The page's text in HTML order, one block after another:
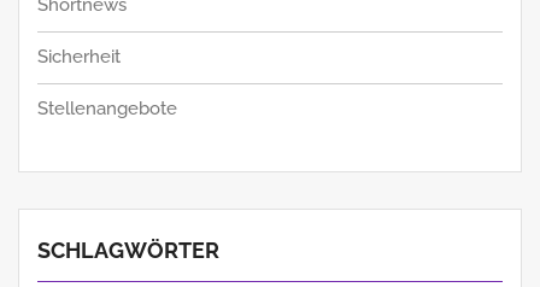
Shortnews
Sicherheit
Stellenangebote
SCHLAGWÖRTER